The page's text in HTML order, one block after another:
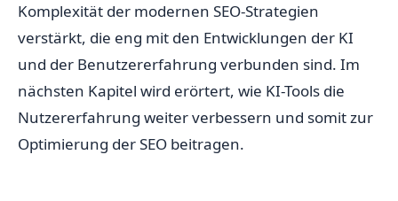
Komplexität der modernen SEO-Strategien
verstärkt, die eng mit den Entwicklungen der KI
und der Benutzererfahrung verbunden sind. Im
nächsten Kapitel wird erörtert, wie KI-Tools die
Nutzererfahrung weiter verbessern und somit zur
Optimierung der SEO beitragen.